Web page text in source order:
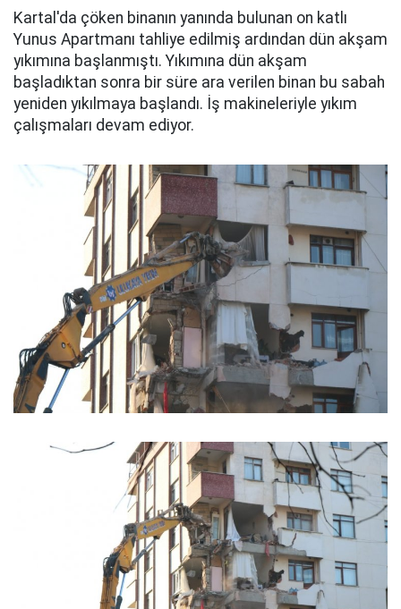
Kartal'da çöken binanın yanında bulunan on katlı
Yunus Apartmanı tahliye edilmiş ardından dün akşam
yıkımına başlanmıştı. Yıkımına dün akşam
başladıktan sonra bir süre ara verilen binan bu sabah
yeniden yıkılmaya başlandı. İş makineleriyle yıkım
çalışmaları devam ediyor.